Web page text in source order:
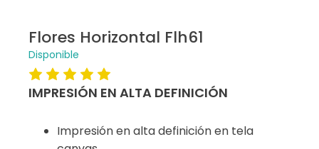
Flores Horizontal Flh61
Disponible
IMPRESIÓN EN ALTA DEFINICIÓN
Impresión en alta definición en tela